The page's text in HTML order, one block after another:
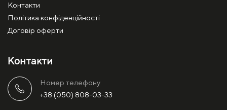
Контакти
Політика конфіденційності
Договір оферти
Контакти
Номер телефону
+38 (050) 808-03-33